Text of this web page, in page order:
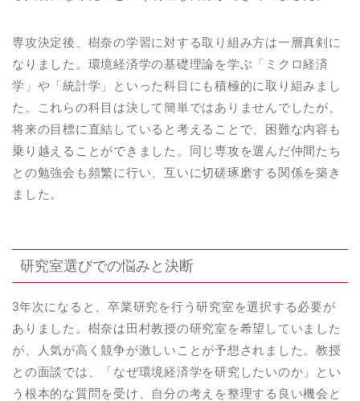
専攻決定後、樹奈の学習に対する取り組み方は一層真剣に
なりました。環境経済学の基礎理論を学ぶ「ミクロ経済
学」や「統計学」といった科目にも積極的に取り組みまし
た。これらの科目は決して簡単ではありませんでしたが、
将来の目標に直結していると考えることで、困難な内容も
乗り越えることができました。同じ専攻を選んだ仲間たち
との勉強会も頻繁に行い、互いに切磋琢磨する関係を築き
ました。
研究室選びでの悩みと決断
3年次になると、卒業研究を行う研究室を選択する必要が
ありました。樹奈は田村教授の研究室を希望していました
が、人気が高く競争が激しいことが予想されました。教授
との面談では、「なぜ環境経済学を研究したいのか」とい
う根本的な質問を受け、自分の考えを整理する良い機会と